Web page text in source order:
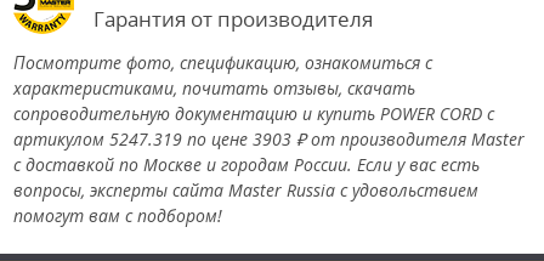
Гарантия от производителя
Посмотрите фото, спецификацию, ознакомиться с
характеристиками, почитать отзывы, скачать
сопроводительную документацию и купить POWER CORD с
артикулом 5247.319 по цене 3903 ₽ от производителя Master
с доставкой по Москве и городам России. Если у вас есть
вопросы, эксперты сайта Master Russia с удовольствием
помогут вам с подбором!